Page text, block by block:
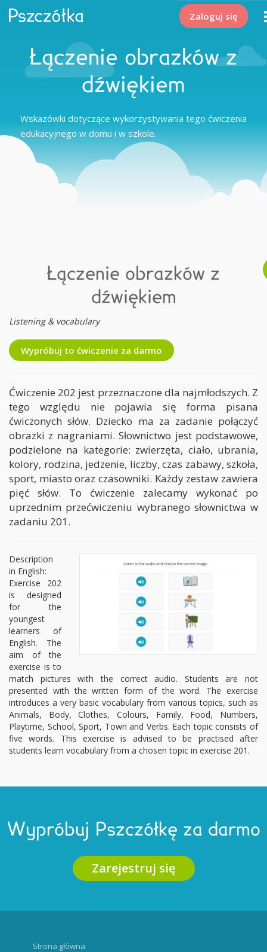
Zaloguj się
Łączenie obrazków z
dźwiękiem
Wskazówki dotyczące wykorzystywania tego ćwiczenia
edukacyjnego w domu i w szkole.
Łączenie obrazków z
dźwiękiem
Listening & vocabulary
Wypróbuj to ćwiczenie za darmo
Ćwiczenie 202 jest przeznaczone dla najmłodszych. Z
tego względu nie pojawia się forma pisana
ćwiczonych słów. Dziecko ma za zadanie połączyć
obrazki z nagraniami. Słownictwo jest podstawowe,
podzielone na kategorie: zwierzęta, ciało, ubrania,
kolory, rodzina, jedzenie, liczby, czas zabawy, szkoła,
sport, miasto oraz czasowniki. Każdy zestaw zawiera
pięć słów. To ćwiczenie zalecamy wykonać po
uprzednim przećwiczeniu wybranego słownictwa w
zadaniu 201.
Description
in English:
Exercise 202
is designed
for the
youngest
learners of
English. The
aim of the
exercise is to
match pictures with the correct audio. Students are not
presented with the written form of the word. The exercise
introduces a very basic vocabulary from various topics, such as
Animals, Body, Clothes, Colours, Family, Food, Numbers,
Playtime, School, Sport, Town and Verbs. Each topic consists of
five words. This exercise is advised to be practised after
students learn vocabulary from a chosen topic in exercise 201.
Wypróbuj Pszczółkę za darmo
Zarejestruj się
Strona główna